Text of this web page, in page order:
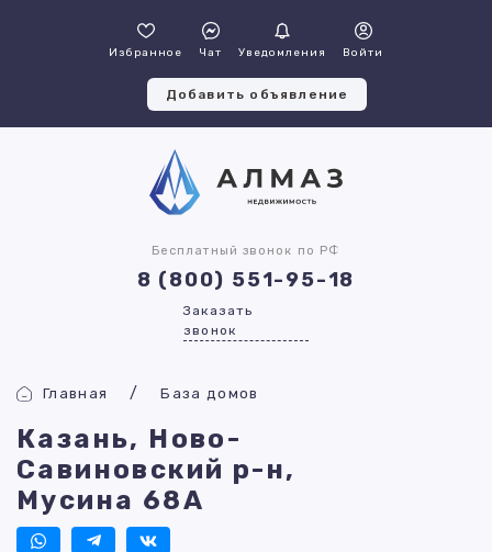
Избранное Чат Уведомления Войти
Добавить объявление
Бесплатный звонок по РФ
8 (800) 551-95-18
Заказать
звонок
Главная База домов
Казань, Ново-
Савиновский р-н,
Мусина 68А